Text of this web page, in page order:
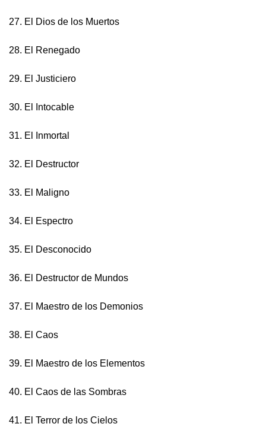
27. El Dios de los Muertos
28. El Renegado
29. El Justiciero
30. El Intocable
31. El Inmortal
32. El Destructor
33. El Maligno
34. El Espectro
35. El Desconocido
36. El Destructor de Mundos
37. El Maestro de los Demonios
38. El Caos
39. El Maestro de los Elementos
40. El Caos de las Sombras
41. El Terror de los Cielos